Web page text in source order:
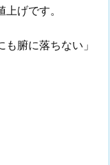
げです。
腑に落ちない」